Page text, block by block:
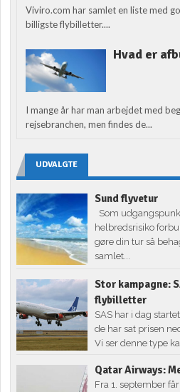
Viviro.com har samlet en liste med
billigste flybilletter....
Hvad er
I mange år har man arbejdet med
rejsebranchen, men findes de...
UDVALGTE
Sund flyvetur
Som
helbredsrisiko
gøre din tur så
samlet...
Stor kampagne:
flybilletter
SAS har i dag
de har sat prisen
Vi ser denne type
Qatar Airways:
Fra 1. september